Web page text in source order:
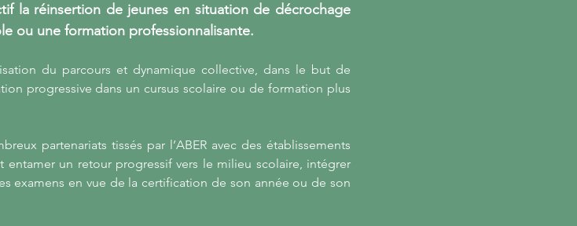
la réinsertion de jeunes en situation de décrochage
ou une formation professionnalisante.
du parcours et dynamique collective, dans le but de
progressive dans un cursus scolaire ou de formation plus
partenariats tissés par l’ABER avec des établissements
un retour progressif vers le milieu scolaire, intégrer
examens en vue de la certification de son année ou de son